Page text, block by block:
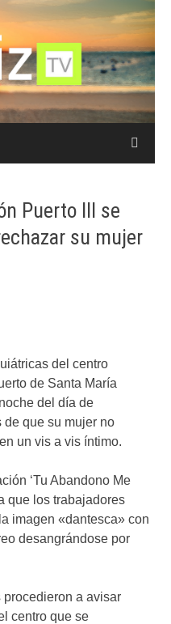
Puerto III se
su mujer
del centro
de Santa María
del día de
de que su mujer no
un vis a vis íntimo.
‘Tu Abandono Me
que los trabajadores
imagen «dantesca» con
desangrándose por
a avisar
centro que se